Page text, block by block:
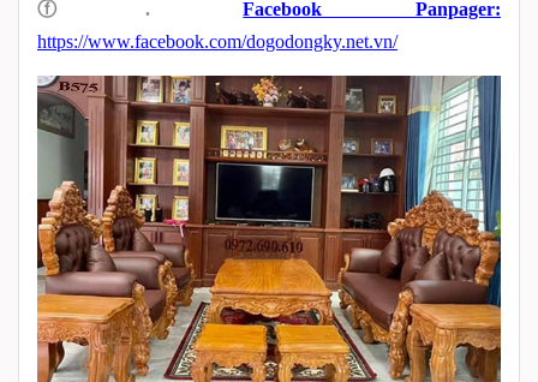
ⓕ .
Facebook Panpager:
https://www.facebook.com/dogodongky.net.vn/